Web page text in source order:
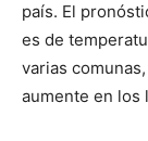
país. El
es de
varias
aumente en los